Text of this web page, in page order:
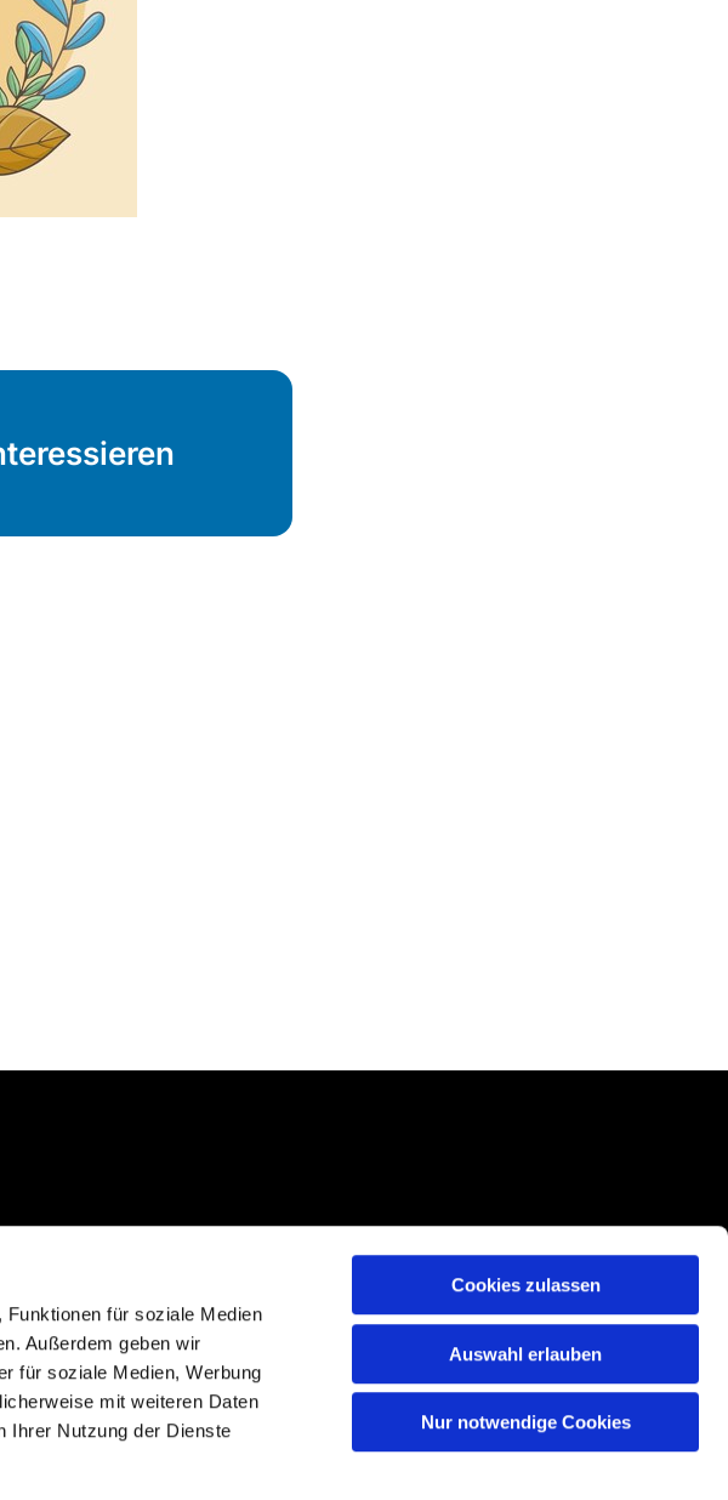
für soziale Medien
Außerdem geben wir
für soziale Medien, Werbung
mit weiteren Daten
Ihrer Nutzung der Dienste
Cookies zulassen
Auswahl erlauben
Nur notwendige Cookies
ChurchDesk-Login